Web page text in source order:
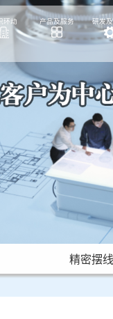
环动 产品及服务 研发
精密摆